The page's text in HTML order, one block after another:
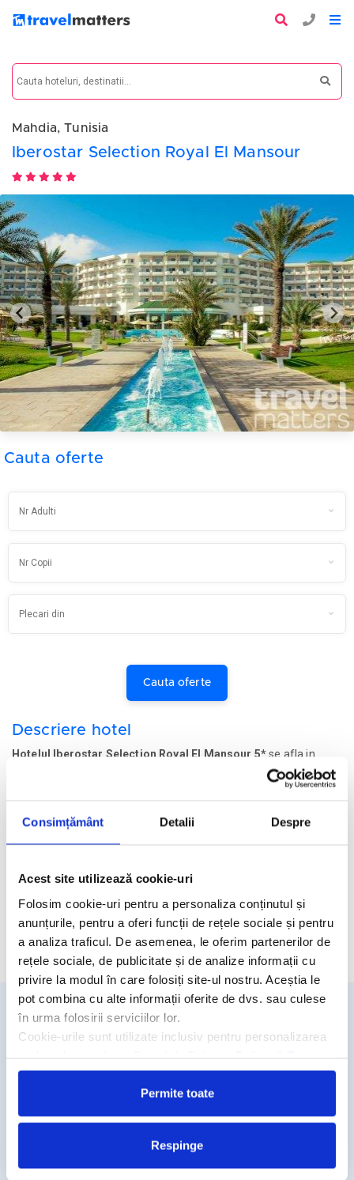
Consimțământ Detalii Despre
Acest site utilizează cookie-uri
Folosim cookie-uri pentru a personaliza conținutul și
anunțurile, pentru a oferi funcții de rețele sociale și pentru
a analiza traficul. De asemenea, le oferim partenerilor de
rețele sociale, de publicitate și de analize informații cu
privire la modul în care folosiți site-ul nostru. Aceștia le
pot combina cu alte informații oferite de dvs. sau culese
în urma folosirii serviciilor lor.
Cookie-urile sunt utilizate inclusiv pentru personalizarea
Permite toate
Respinge
Mahdia, Tunisia
Iberostar Selection Royal El Mansour
Cauta oferte
Cauta oferte
Descriere hotel
Hotelul Iberostar Selection Royal El Mansour 5*se afla in
zona turistica Mahdia, pe tarmul Marii Mediterane si face parte
Facilitati hotel
Cere oferta personalizata
Detalii si rezervari
Licente TravelMatters